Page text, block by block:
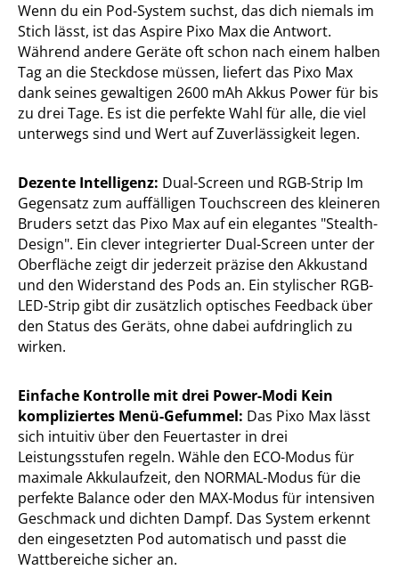
Wenn du ein Pod-System suchst, das dich niemals im
Stich lässt, ist das Aspire Pixo Max die Antwort.
Während andere Geräte oft schon nach einem halben
Tag an die Steckdose müssen, liefert das Pixo Max
dank seines gewaltigen 2600 mAh Akkus Power für bis
zu drei Tage. Es ist die perfekte Wahl für alle, die viel
unterwegs sind und Wert auf Zuverlässigkeit legen.
Dezente Intelligenz: Dual-Screen und RGB-Strip Im
Gegensatz zum auffälligen Touchscreen des kleineren
Bruders setzt das Pixo Max auf ein elegantes "Stealth-
Design". Ein clever integrierter Dual-Screen unter der
Oberfläche zeigt dir jederzeit präzise den Akkustand
und den Widerstand des Pods an. Ein stylischer RGB-
LED-Strip gibt dir zusätzlich optisches Feedback über
den Status des Geräts, ohne dabei aufdringlich zu
wirken.
Einfache Kontrolle mit drei Power-Modi Kein
kompliziertes Menü-Gefummel: Das Pixo Max lässt
sich intuitiv über den Feuertaster in drei
Leistungsstufen regeln. Wähle den ECO-Modus für
maximale Akkulaufzeit, den NORMAL-Modus für die
perfekte Balance oder den MAX-Modus für intensiven
Geschmack und dichten Dampf. Das System erkennt
den eingesetzten Pod automatisch und passt die
Wattbereiche sicher an.